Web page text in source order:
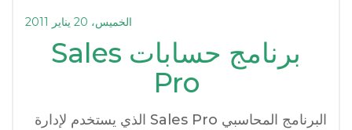
الخميس، 20 يناير 2011
برنامج حسابات Sales
Pro
البرنامج المحاسبي Sales Pro الذي يستخدم لإدارة